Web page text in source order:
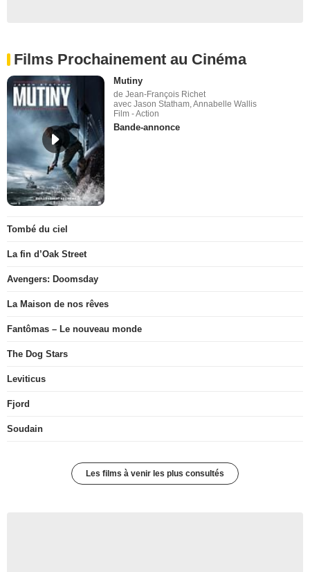
Films Prochainement au Cinéma
Mutiny
de Jean-François Richet
avec Jason Statham, Annabelle Wallis
Film - Action
Bande-annonce
Tombé du ciel
La fin d’Oak Street
Avengers: Doomsday
La Maison de nos rêves
Fantômas – Le nouveau monde
The Dog Stars
Leviticus
Fjord
Soudain
Les films à venir les plus consultés